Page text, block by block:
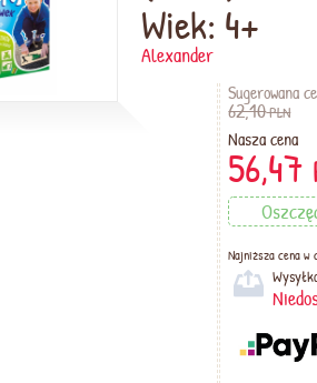
Wiek: 4+
Alexander
Sugerowana
62,10PLN
Nasza cena
56,47
Najniższa cena w